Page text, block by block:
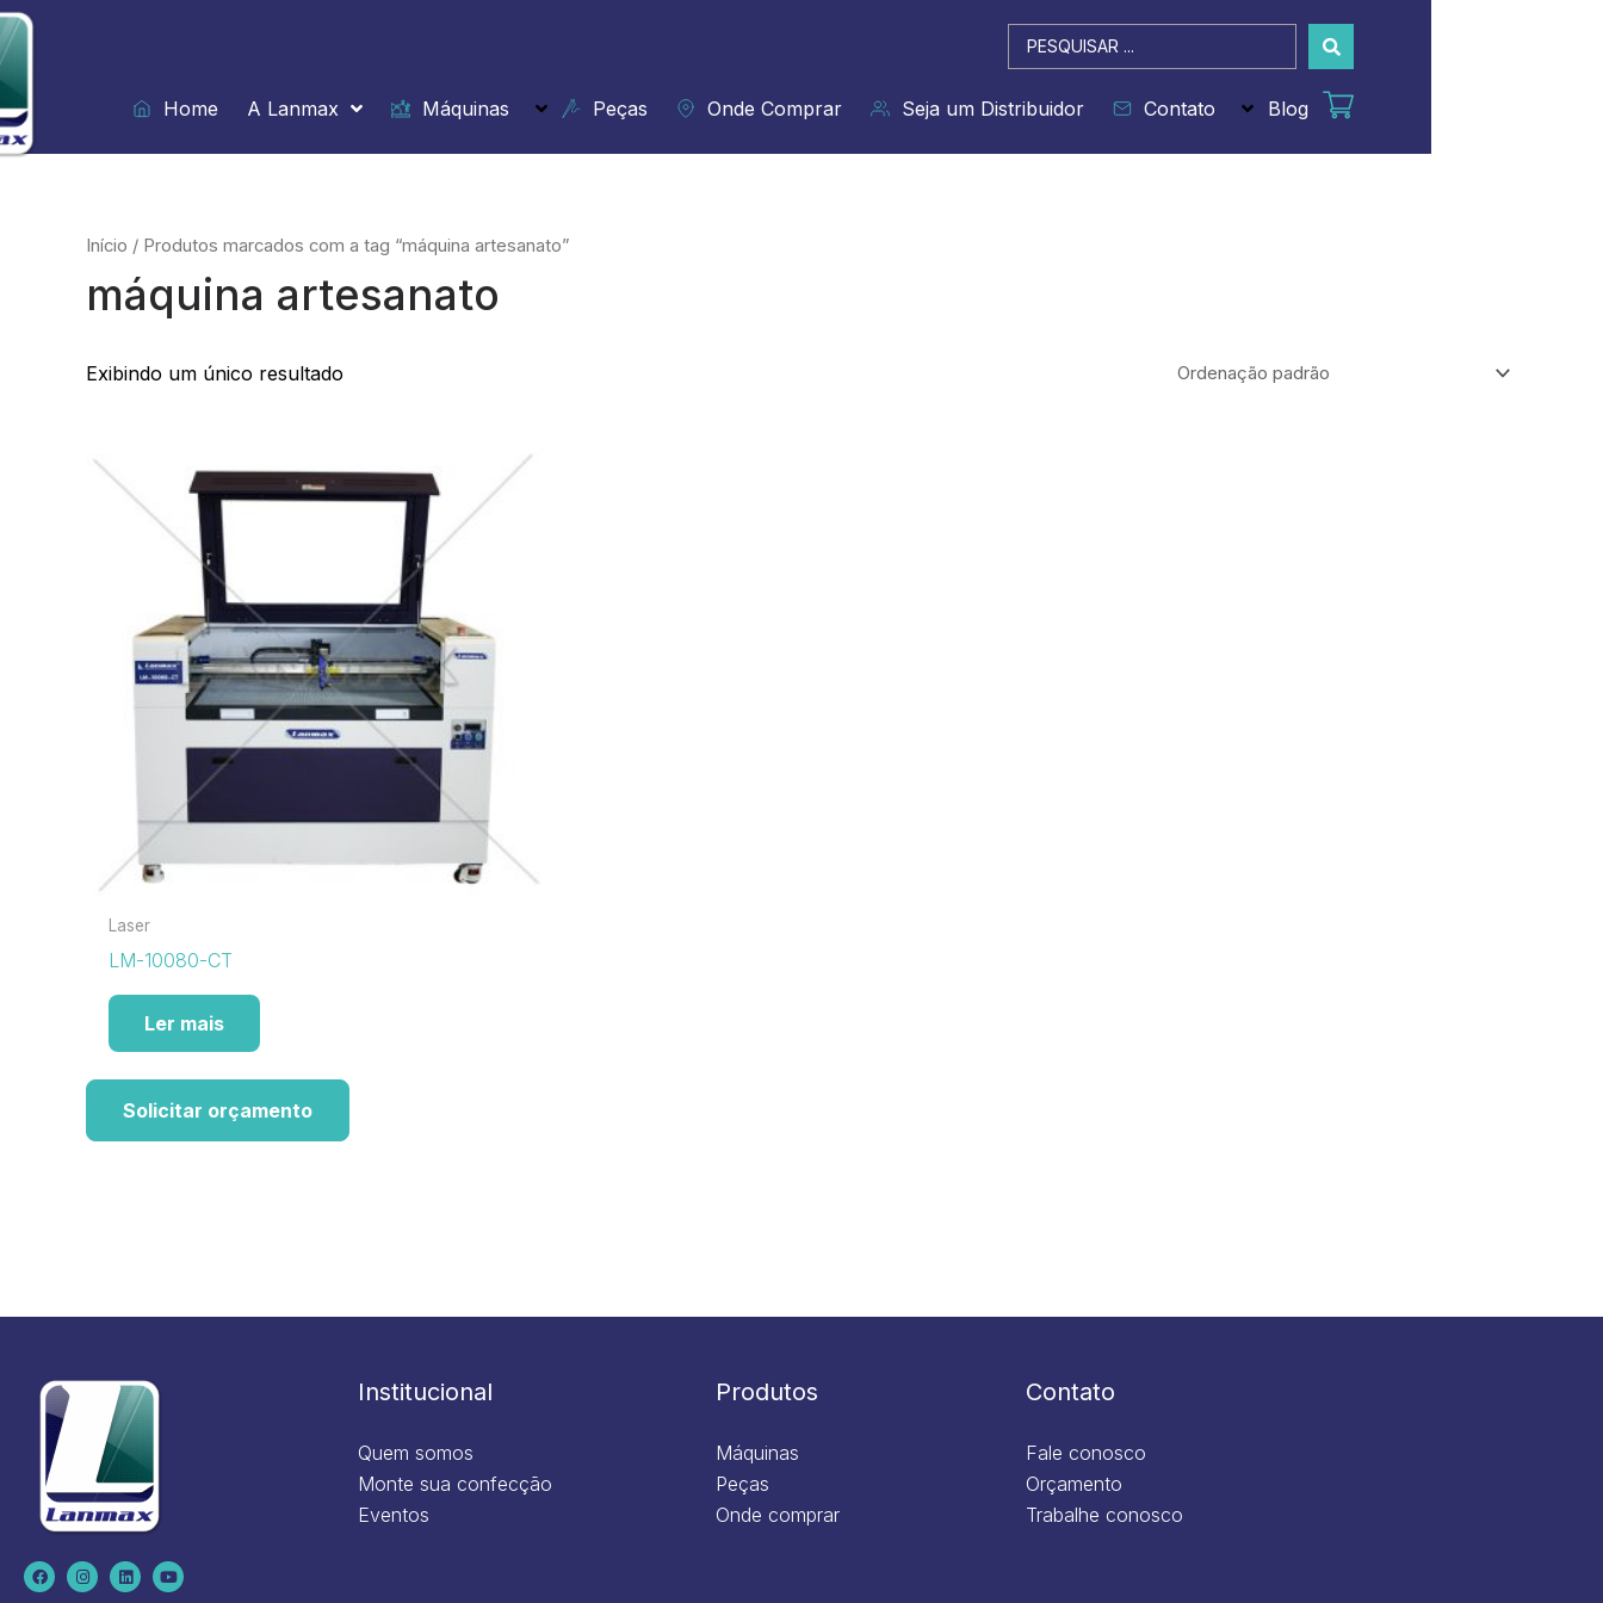
Ir
para
o
conteúdo
Pesquisar
...
Home
A Lanmax Máquinas Peças Onde Comprar Seja um Distribuidor Contato Blog
Início / Produtos marcados com a tag “máquina artesanato”
máquina artesanato
Exibindo um único resultado
Laser
LM-10080-CT
Ler mais
Solicitar orçamento
F
a
c
I
n
s
L
i
n
Y
o
u
Institucional
Quem somos
Monte sua confecção
Eventos
Produtos
Máquinas
Peças
Onde comprar
Contato
Fale conosco
Orçamento
Trabalhe conosco